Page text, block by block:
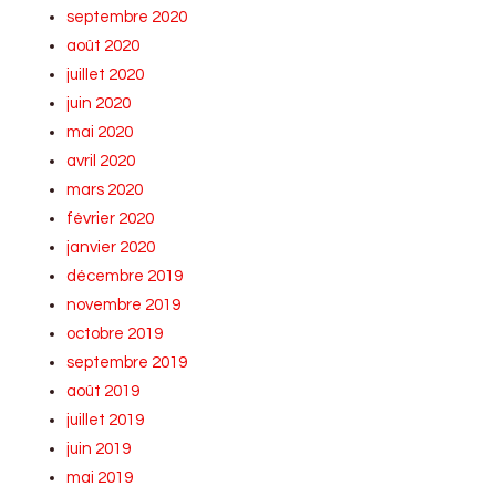
septembre 2020
août 2020
juillet 2020
juin 2020
mai 2020
avril 2020
mars 2020
février 2020
janvier 2020
décembre 2019
novembre 2019
octobre 2019
septembre 2019
août 2019
juillet 2019
juin 2019
mai 2019